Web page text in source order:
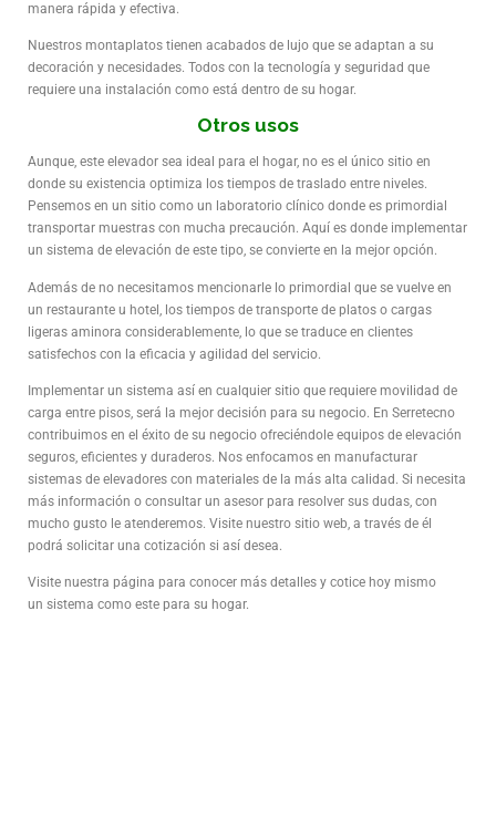
manera rápida y efectiva.
Nuestros montaplatos tienen acabados de lujo que se adaptan a su
decoración y necesidades. Todos con la tecnología y seguridad que
requiere una instalación como está dentro de su hogar.
Otros usos
Aunque, este elevador sea ideal para el hogar, no es el único sitio en
donde su existencia optimiza los tiempos de traslado entre niveles.
Pensemos en un sitio como un laboratorio clínico donde es primordial
transportar muestras con mucha precaución. Aquí es donde implementar
un sistema de elevación de este tipo, se convierte en la mejor opción.
Además de no necesitamos mencionarle lo primordial que se vuelve en
un restaurante u hotel, los tiempos de transporte de platos o cargas
ligeras aminora considerablemente, lo que se traduce en clientes
satisfechos con la eficacia y agilidad del servicio.
Implementar un sistema así en cualquier sitio que requiere movilidad de
carga entre pisos, será la mejor decisión para su negocio. En Serretecno
contribuimos en el éxito de su negocio ofreciéndole equipos de elevación
seguros, eficientes y duraderos. Nos enfocamos en manufacturar
sistemas de elevadores con materiales de la más alta calidad. Si necesita
más información o consultar un asesor para resolver sus dudas, con
mucho gusto le atenderemos. Visite nuestro sitio web, a través de él
podrá solicitar una cotización si así desea.
Visite nuestra página para conocer más detalles y cotice hoy mismo
un sistema como este para su hogar.